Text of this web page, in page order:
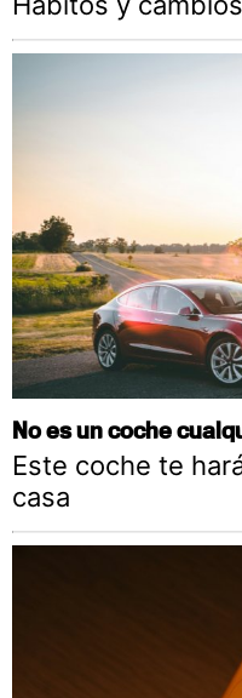
No es un coche
Este coche te
casa